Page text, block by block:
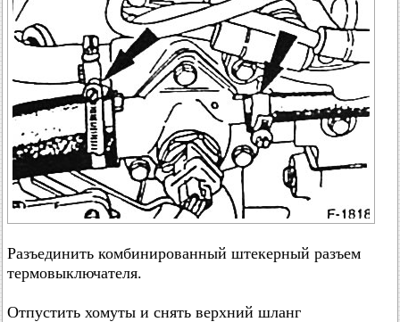
Разъединить комбинированный штекерный разъем
термовыключателя.
Отпустить хомуты и снять верхний шланг